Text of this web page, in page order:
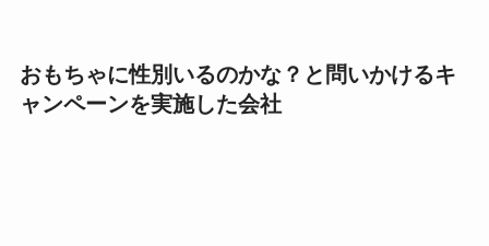
おもちゃに性別いるのかな？と問いかけるキ
ャンペーンを実施した会社